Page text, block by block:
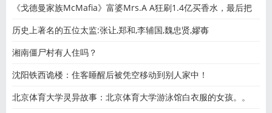
《戈德曼家族McMafia》富婆Mrs.A A狂刷1.4亿买香水，最后把
老公刷
历史上著名的五位太监:张让,郑和,李辅国,魏忠贤,嫪毐
湘南僵尸村有人住吗？
沈阳铁西诡楼：住客睡醒后被凭空移动到别人家中！
北京体育大学灵异故事：北京体育大学游泳馆白衣服的女孩。。